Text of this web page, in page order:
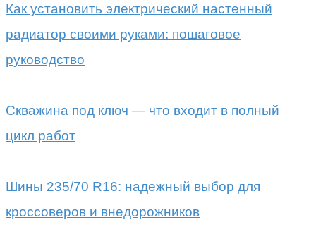
Как установить электрический настенный
радиатор своими руками: пошаговое
руководство
Скважина под ключ — что входит в полный
цикл работ
Шины 235/70 R16: надежный выбор для
кроссоверов и внедорожников